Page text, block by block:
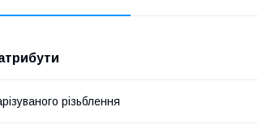
різьблення